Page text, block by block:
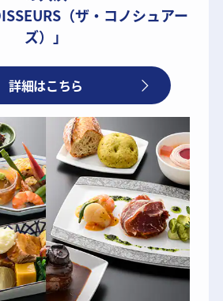
（ザ・コノシュアー
ズ）」
詳細はこちら